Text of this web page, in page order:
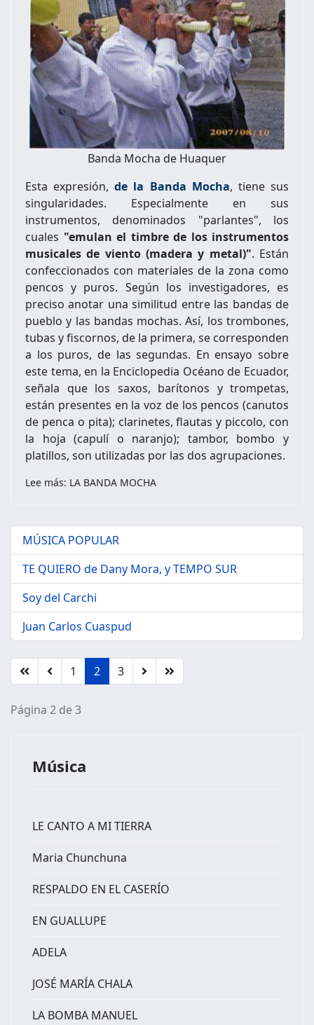
Banda Mocha de Huaquer
Esta expresión,de la Banda Mocha, tiene sus
singularidades. Especialmente en sus
instrumentos, denominados "parlantes", los
cuales "emulan el timbre de los instrumentos
musicales de viento (madera y metal)". Están
confeccionados con materiales de la zona como
pencos y puros. Según los investigadores, es
preciso anotar una similitud entre las bandas de
pueblo y las bandas mochas. Así, los trombones,
tubas y fiscornos, de la primera, se corresponden
a los puros, de las segundas. En ensayo sobre
este tema, en la Enciclopedia Océano de Ecuador,
señala que los saxos, barítonos y trompetas,
están presentes en la voz de los pencos (canutos
de penca o pita); clarinetes, flautas y piccolo, con
la hoja (capulí o naranjo); tambor, bombo y
platillos, son utilizadas por las dos agrupaciones.
Lee más: LA BANDA MOCHA
MÚSICA POPULAR
TE QUIERO de Dany Mora, y TEMPO SUR
Soy del Carchi
Juan Carlos Cuaspud
1 2 3
Página 2 de 3
Música
LE CANTO A MI TIERRA
Maria Chunchuna
RESPALDO EN EL CASERÍO
EN GUALLUPE
ADELA
JOSÉ MARÍA CHALA
LA BOMBA MANUEL